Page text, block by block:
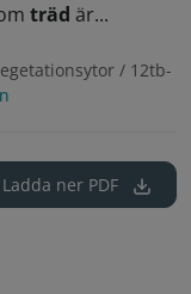
träd är...
/ 12tb-
Ladda ner PDF